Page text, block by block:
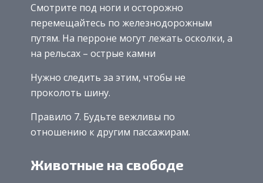
Смотрите под ноги и осторожно
перемещайтесь по железнодорожным
путям. На перроне могут лежать осколки, а
на рельсах – острые камни
Нужно следить за этим, чтобы не
проколоть шину.
Правило 7. Будьте вежливы по
отношению к другим пассажирам.
Животные на свободе